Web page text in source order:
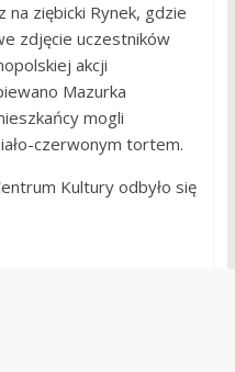
na ziębicki Rynek, gdzie
zdjęcie uczestników
akcji
Mazurka
mogli
czerwonym tortem.
Kultury odbyło się